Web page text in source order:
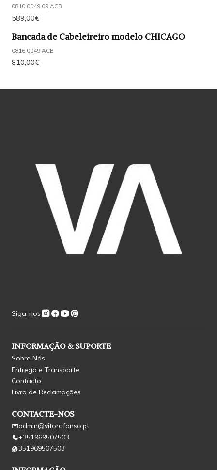
0810.0049.09|ACB
589,00€
Bancada de Cabeleireiro modelo CHICAGO
0816.0049|ACB
810,00€
Siga-nos
INFORMAÇÃO & SUPORTE
Sobre Nós
Entrega e Transporte
Contacto
Livro de Reclamações
CONTACTE-NOS
admin@vitorafonso.pt
+351969507503
351969507503